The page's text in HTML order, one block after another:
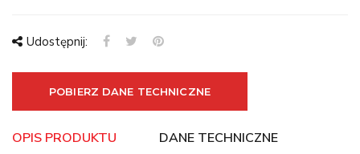
Udostępnij:
POBIERZ DANE TECHNICZNE
OPIS PRODUKTU DANE TECHNICZNE